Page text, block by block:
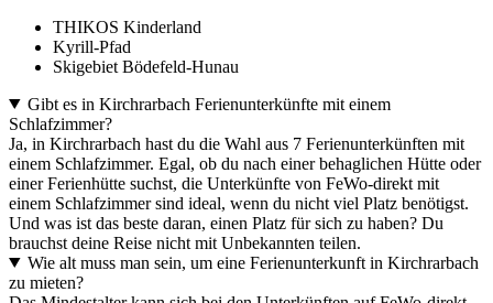
THIKOS Kinderland
Kyrill-Pfad
Skigebiet Bödefeld-Hunau
Gibt es in Kirchrarbach Ferienunterkünfte mit einem
Schlafzimmer?
Ja, in Kirchrarbach hast du die Wahl aus 7 Ferienunterkünften mit
einem Schlafzimmer. Egal, ob du nach einer behaglichen Hütte oder
einer Ferienhütte suchst, die Unterkünfte von FeWo-direkt mit
einem Schlafzimmer sind ideal, wenn du nicht viel Platz benötigst.
Und was ist das beste daran, einen Platz für sich zu haben? Du
brauchst deine Reise nicht mit Unbekannten teilen.
Wie alt muss man sein, um eine Ferienunterkunft in Kirchrarbach
zu mieten?